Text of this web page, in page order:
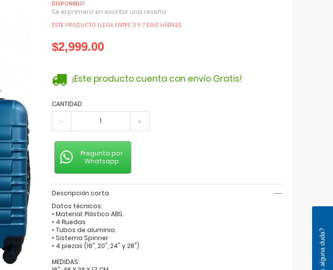
DISPONIBLE!
Sé el primero en escribir una reseña
ESTE PRODUCTO LLEGA ENTRE 3 Y 7 DÍAS HÁBILES
$2,999.00
¡Este producto cuenta con envío Gratis!
CANTIDAD
- +
Pregunta por
Whatsapp
Descripción corta
Datos técnicos:
• Material: Plástico ABS.
• 4 Ruedas
• Tubos de aluminio.
• Sistema Spinner
• 4 piezas (16", 20", 24" y 28")
MEDIDAS: